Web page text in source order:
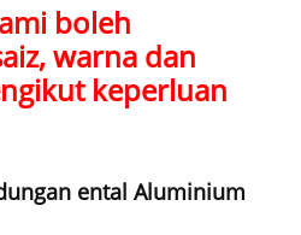
boleh
warna dan
keperluan
ental Aluminium